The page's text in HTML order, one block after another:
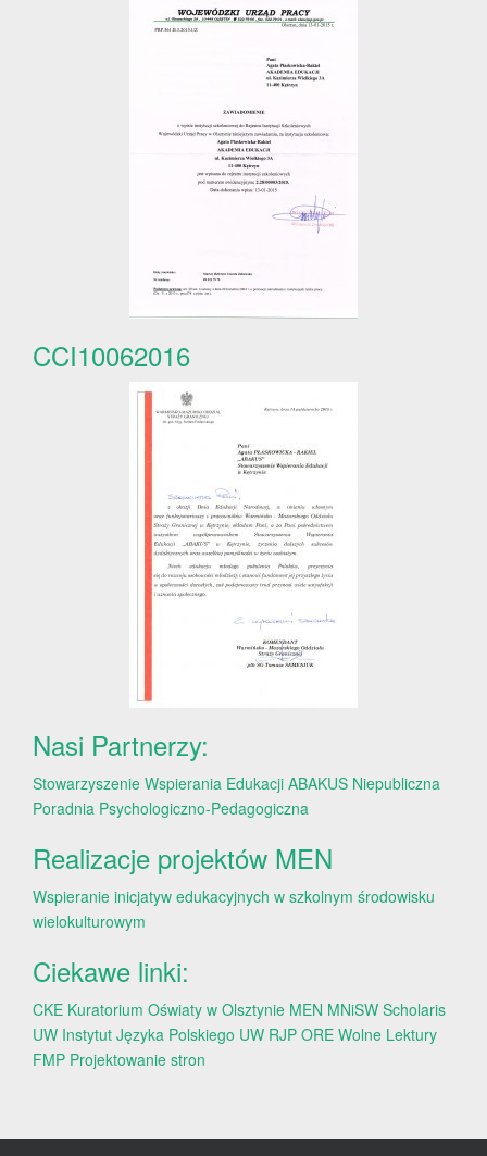
CCI10062016
Nasi Partnerzy:
Stowarzyszenie Wspierania Edukacji ABAKUS Niepubliczna
Poradnia Psychologiczno-Pedagogiczna
Realizacje projektów MEN
Wspieranie inicjatyw edukacyjnych w szkolnym środowisku
wielokulturowym
Ciekawe linki:
CKE Kuratorium Oświaty w Olsztynie MEN MNiSW Scholaris
UW Instytut Języka Polskiego UW RJP ORE Wolne Lektury
FMP Projektowanie stron